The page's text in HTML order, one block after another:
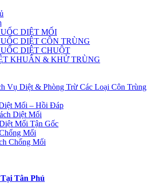
DIỆT MỐI
DIỆT CÔN TRÙNG
DIỆT CHUỘT
KHUẨN & KHỬ TRÙNG
Vụ Diệt & Phòng Trừ Các Loại Côn Trùng
Mối – Hồi Đáp
Diệt Mối
Mối Tận Gốc
Mối
Chống Mối
Tân Phú